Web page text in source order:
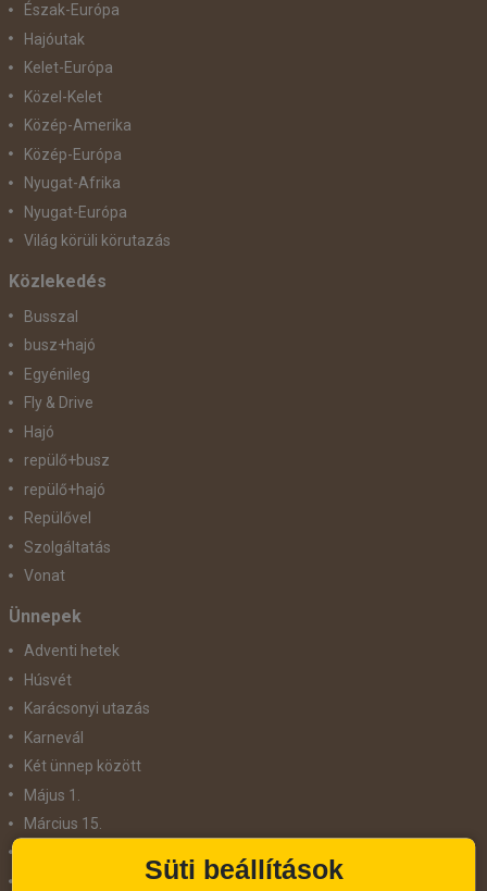
Észak-Európa
Hajóutak
Kelet-Európa
Közel-Kelet
Közép-Amerika
Közép-Európa
Nyugat-Afrika
Nyugat-Európa
Világ körüli körutazás
Közlekedés
Busszal
busz+hajó
Egyénileg
Fly & Drive
Hajó
repülő+busz
repülő+hajó
Repülővel
Szolgáltatás
Vonat
Ünnepek
Adventi hetek
Húsvét
Karácsonyi utazás
Karnevál
Két ünnep között
Május 1.
Március 15.
Süti beállítások